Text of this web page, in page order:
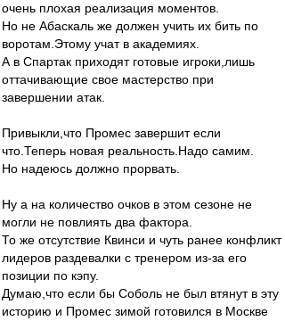
очень плохая реализация моментов.
Но не Абаскаль же должен учить их бить по
воротам.Этому учат в академиях.
А в Спартак приходят готовые игроки,лишь
оттачивающие свое мастерство при
завершении атак.
Привыкли,что Промес завершит если
что.Теперь новая реальность.Надо самим.
Но надеюсь должно прорвать.
Ну а на количество очков в этом сезоне не
могли не повлиять два фактора.
То же отсутствие Квинси и чуть ранее конфликт
лидеров раздевалки с тренером из-за его
позиции по кэпу.
Думаю,что если бы Соболь не был втянут в эту
историю и Промес зимой готовился в Москве